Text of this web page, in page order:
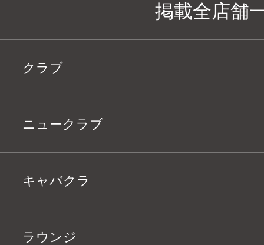
掲載全店舗
クラブ
ニュークラブ
キャバクラ
ラウンジ